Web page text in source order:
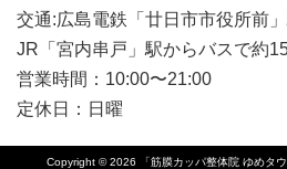
交通:広島電鉄「廿日市市役所前
JR「宮内串戸」駅からバスで約
営業時間：10:00〜21:00
定休日：日曜
Copyright © 2026 「筋膜カッパ整体院 ゆめタ